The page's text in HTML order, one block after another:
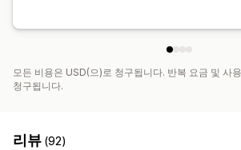
모든 비용은 USD(으)로 청구됩니다. 반복 요금 및 사
청구됩니다.
리뷰 (92)